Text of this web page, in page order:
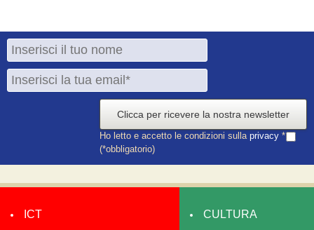
Clicca per ricevere la nostra newsletter
Ho letto e accetto le condizioni sulla privacy *
(*obbligatorio)
ICT
CULTURA